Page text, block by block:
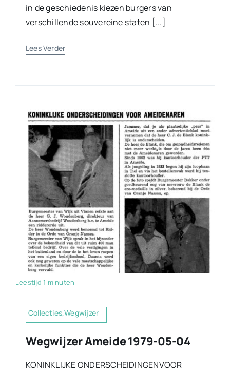
in de geschiedenis kiezen burgers van
verschillende souvereine staten [...]
Lees Verder
Leestijd 1 minuten
Collecties,Wegwijzer
Wegwijzer Ameide 1979-05-04
KONINKLIJKE ONDERSCHEIDINGENVOOR